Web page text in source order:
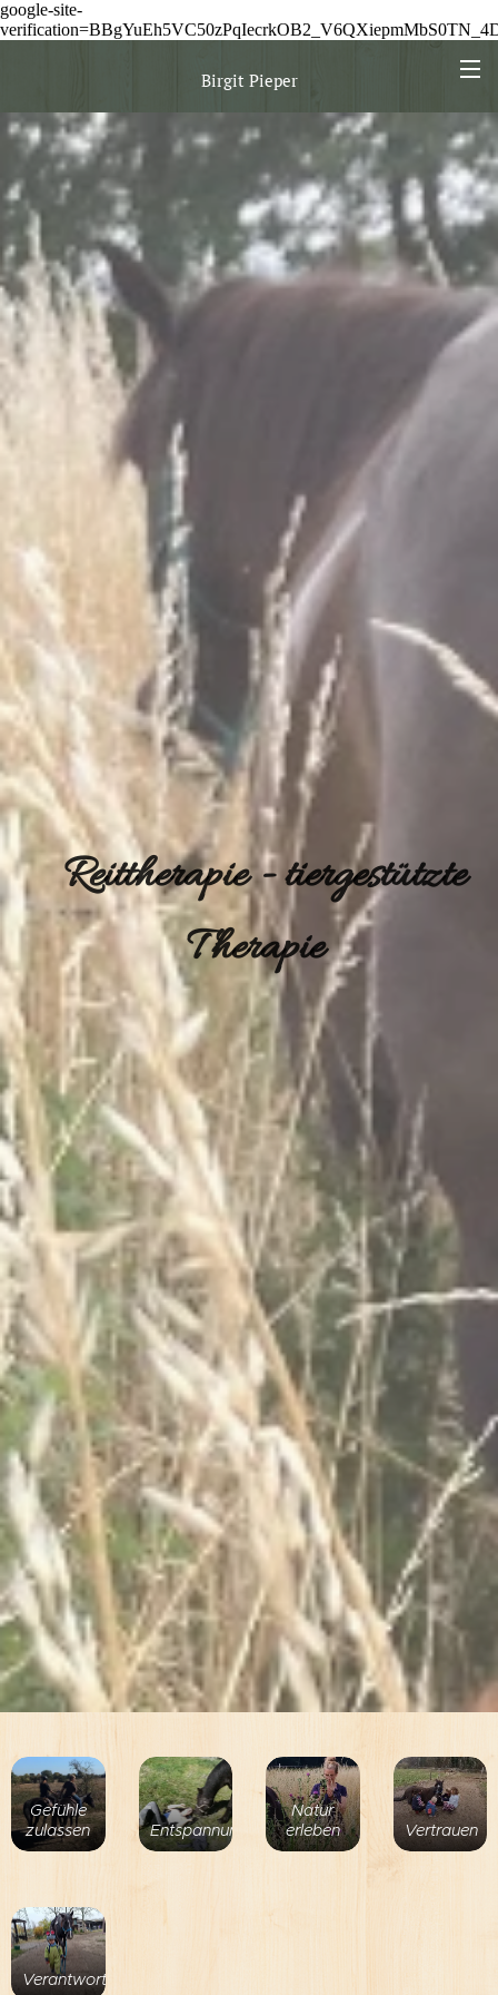
google-site-
Birgit Pieper
Reittherapie -tiergestützte
Therapie
Gefühle
zulassen
Entspannung
Natur
erleben
Vertrauen
Verantwortung